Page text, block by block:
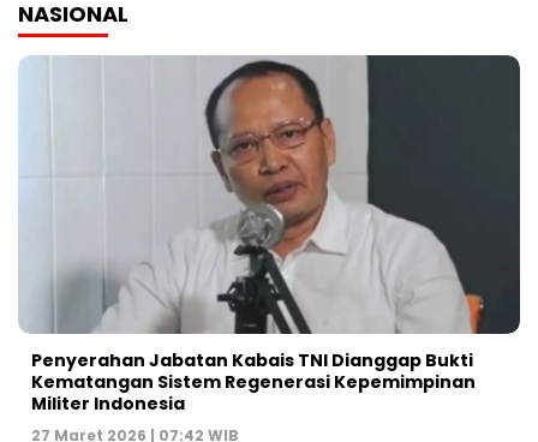
NASIONAL
Penyerahan Jabatan Kabais TNI Dianggap Bukti
Kematangan Sistem Regenerasi Kepemimpinan
Militer Indonesia
27 Maret 2026 | 07:42 WIB